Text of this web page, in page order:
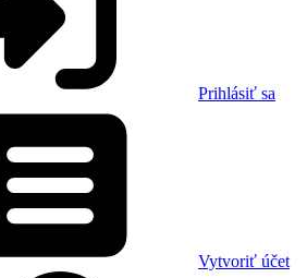
Prihlásiť sa
Vytvoriť účet